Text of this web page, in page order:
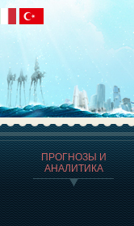
ПРОГНОЗЫ И
АНАЛИТИКА
ЛИЧНОСТЕЙ